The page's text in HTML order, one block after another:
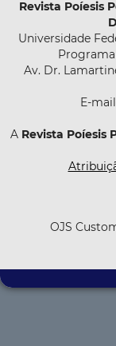
Revista Poíesis
Universidade
Av. Dr.
E-
A Revista Poíesis
OJS